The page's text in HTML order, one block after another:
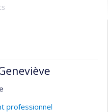
et l’analyse des
santé
à l’enseignement,
professionnel